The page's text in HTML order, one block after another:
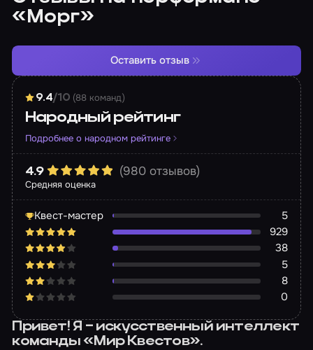
«Морг»
9.4/10 (88 команд)
Народный рейтинг
Подробнее о народном рейтинге
Средняя оценка
4.9 (980 отзывов)
Квест-мастер
5
929
38
5
8
0
Оставить отзыв
Привет! Я – искусственный интеллект
команды «Мир Квестов».